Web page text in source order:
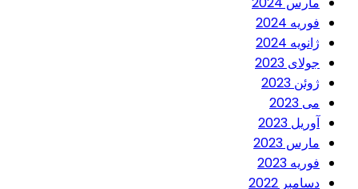
فوریه 2024
ژانویه 2024
جولای 2023
ژوئن 2023
می 2023
آوریل 2023
مارس 2023
فوریه 2023
دسامبر 2022